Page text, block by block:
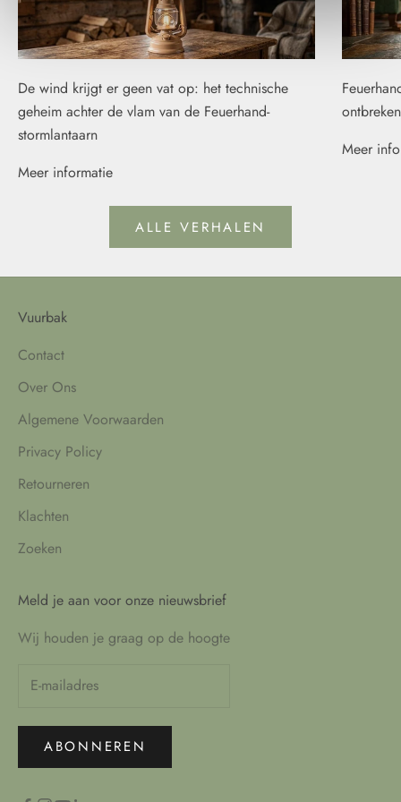
De wind krijgt er geen vat op: het technische
geheim achter de vlam van de Feuerhand-
stormlantaarn
Meer informatie
Meer
ALLE VERHALEN
Vuurbak
Contact
Over Ons
Algemene Voorwaarden
Privacy Policy
Retourneren
Klachten
Zoeken
Meld je aan voor onze nieuwsbrief
Wij houden je graag op de hoogte
ABONNEREN